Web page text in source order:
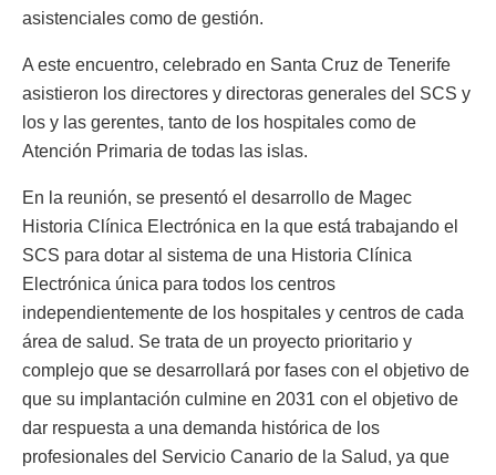
asistenciales como de gestión.
A este encuentro, celebrado en Santa Cruz de Tenerife
asistieron los directores y directoras generales del SCS y
los y las gerentes, tanto de los hospitales como de
Atención Primaria de todas las islas.
En la reunión, se presentó el desarrollo de Magec
Historia Clínica Electrónica en la que está trabajando el
SCS para dotar al sistema de una Historia Clínica
Electrónica única para todos los centros
independientemente de los hospitales y centros de cada
área de salud. Se trata de un proyecto prioritario y
complejo que se desarrollará por fases con el objetivo de
que su implantación culmine en 2031 con el objetivo de
dar respuesta a una demanda histórica de los
profesionales del Servicio Canario de la Salud, ya que